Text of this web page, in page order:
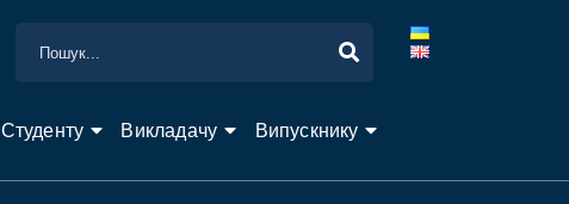
Студенту Викладачу Випускнику